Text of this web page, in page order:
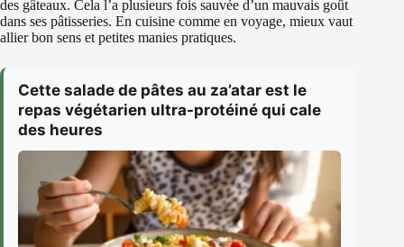
des gâteaux. Cela l’a plusieurs fois sauvée d’un mauvais goût
dans ses pâtisseries. En cuisine comme en voyage, mieux vaut
allier bon sens et petites manies pratiques.
Cette salade de pâtes au za’atar est le
repas végétarien ultra-protéiné qui cale
des heures